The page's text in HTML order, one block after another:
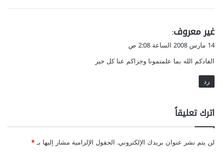
ي
ق
ل
غير معروف:
14 مارس 2008 الساعة 2:08 ص
الفادكم الله بما علمتمونا وجزاكم عنا كل خير
رد
اترك تعليقاً
لن يتم نشر عنوان بريدك الإلكتروني. الحقول الإلزامية مشار إليها بـ*